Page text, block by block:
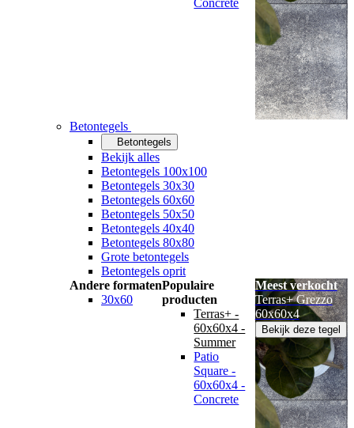
Concrete
Betontegels
Betontegels
Bekijk alles
Betontegels 100x100
Betontegels 30x30
Betontegels 60x60
Betontegels 50x50
Betontegels 40x40
Betontegels 80x80
Grote betontegels
Betontegels oprit
Andere formaten
30x60
Populaire
producten
Terras+ -
60x60x4 -
Summer
Patio
Square -
60x60x4 -
Concrete
Meest verkocht
Terras+ Grezzo
60x60x4
Bekijk deze tegel